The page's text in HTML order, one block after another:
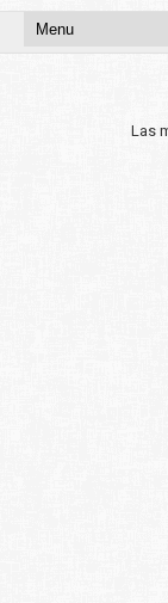
Las